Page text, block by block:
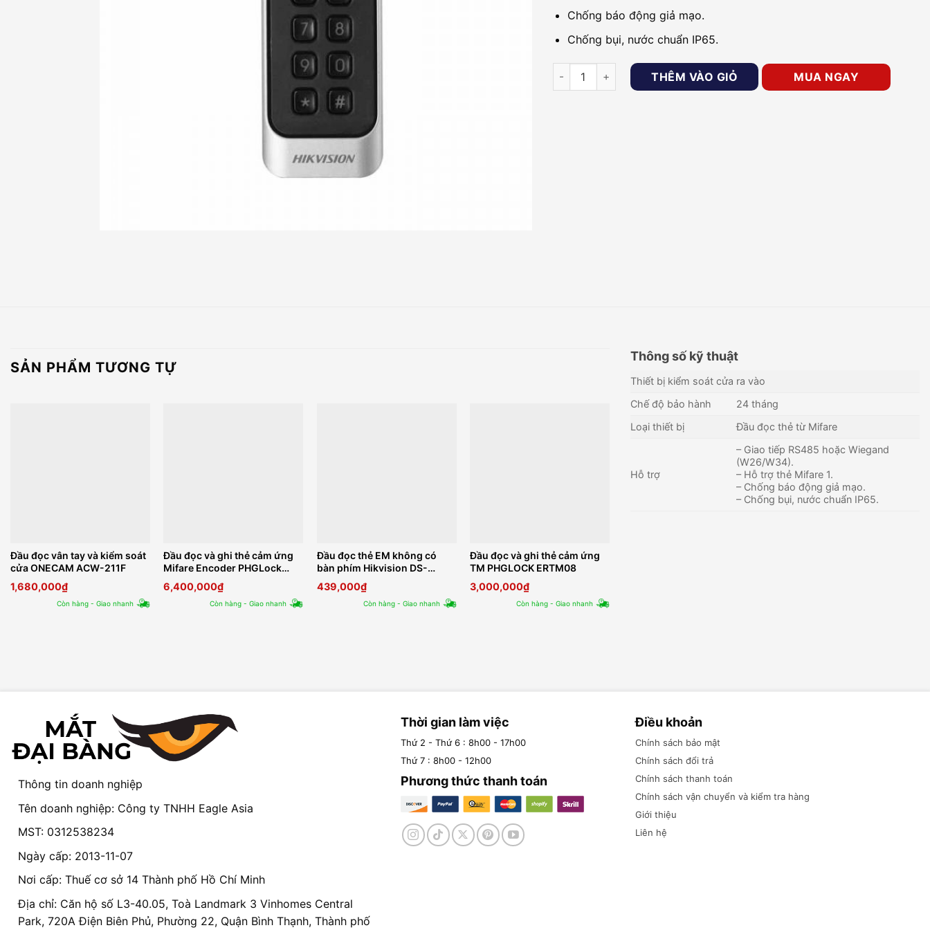
Chống báo động giả mạo.
Chống bụi, nước chuẩn IP65.
Đầu đọc thẻ Mifare 1 Hikvision DS-K1107MK số lượng
THÊM VÀO GIỎ MUA NGAY
SẢN PHẨM TƯƠNG TỰ
Đầu đọc vân tay và kiểm soát
cửa ONECAM ACW-211F
1,680,000₫
Còn hàng - Giao nhanh
Đầu đọc và ghi thẻ cảm ứng
Mifare Encoder PHGLock
ER04
6,400,000₫
Còn hàng - Giao nhanh
Đầu đọc thẻ EM không có
bàn phím Hikvision DS-
K1801E
439,000₫
Còn hàng - Giao nhanh
Đầu đọc và ghi thẻ cảm ứng
TM PHGLOCK ERTM08
3,000,000₫
Còn hàng - Giao nhanh
Thông số kỹ thuật
Thiết bị kiểm soát cửa ra vào
Chế độ bảo hành
24 tháng
Loại thiết bị
Đầu đọc thẻ từ Mifare
Hỗ trợ
– Giao tiếp RS485 hoặc Wiegand
(W26/W34).
– Hỗ trợ thẻ Mifare 1.
– Chống báo động giả mạo.
– Chống bụi, nước chuẩn IP65.
Thông tin doanh nghiệp
Tên doanh nghiệp: Công ty TNHH Eagle Asia
MST: 0312538234
Ngày cấp: 2013-11-07
Nơi cấp: Thuế cơ sở 14 Thành phố Hồ Chí Minh
Địa chỉ: Căn hộ số L3-40.05, Toà Landmark 3 Vinhomes Central
Park, 720A Điện Biên Phủ, Phường 22, Quận Bình Thạnh, Thành phố
Thời gian làm việc
Thứ 2 - Thứ 6 : 8h00 - 17h00
Thứ 7 : 8h00 - 12h00
Phương thức thanh toán
Điều khoản
Chính sách bảo mật
Chính sách đổi trả
Chính sách thanh toán
Chính sách vận chuyển và kiểm tra hàng
Giới thiệu
Liên hệ